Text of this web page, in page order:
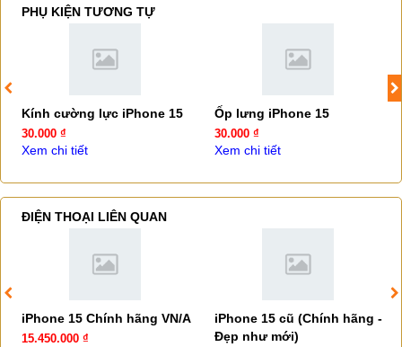
PHỤ KIỆN TƯƠNG TỰ
Kính cường lực iPhone 15
30.000 ₫
Xem chi tiết
Ốp lưng iPhone 15
30.000 ₫
Xem chi tiết
ĐIỆN THOẠI LIÊN QUAN
iPhone 15 Chính hãng VN/A
15.450.000 ₫
iPhone 15 cũ (Chính hãng -
Đẹp như mới)